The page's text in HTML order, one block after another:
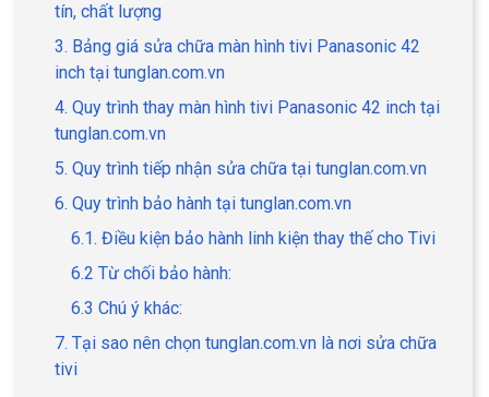
tín, chất lượng
3. Bảng giá sửa chữa màn hình tivi Panasonic 42
inch tại tunglan.com.vn
4. Quy trình thay màn hình tivi Panasonic 42 inch tại
tunglan.com.vn
5. Quy trình tiếp nhận sửa chữa tại tunglan.com.vn
6. Quy trình bảo hành tại tunglan.com.vn
6.1. Điều kiện bảo hành linh kiện thay thế cho Tivi
6.2 Từ chối bảo hành:
6.3 Chú ý khác:
7. Tại sao nên chọn tunglan.com.vn là nơi sửa chữa
tivi